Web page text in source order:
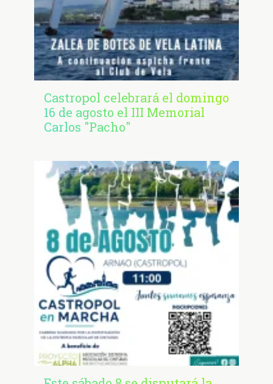
Castropol celebrará el domingo
16 de agosto el III Memorial
Carlos "Pacho"